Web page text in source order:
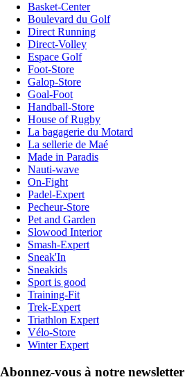
Basket-Center
Boulevard du Golf
Direct Running
Direct-Volley
Espace Golf
Foot-Store
Galop-Store
Goal-Foot
Handball-Store
House of Rugby
La bagagerie du Motard
La sellerie de Maé
Made in Paradis
Nauti-wave
On-Fight
Padel-Expert
Pecheur-Store
Pet and Garden
Slowood Interior
Smash-Expert
Sneak'In
Sneakids
Sport is good
Training-Fit
Trek-Expert
Triathlon Expert
Vélo-Store
Winter Expert
Abonnez-vous à notre newsletter